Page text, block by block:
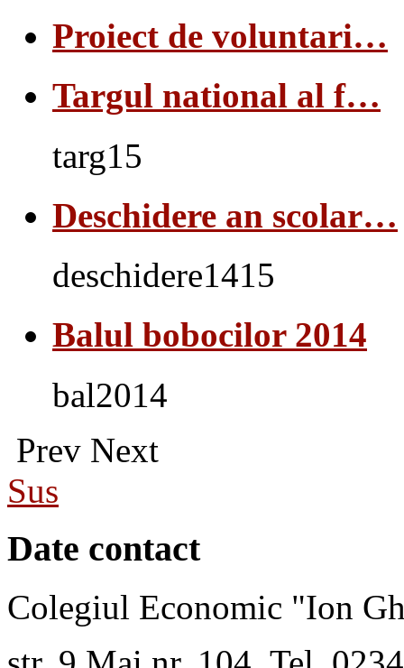
Proiect de voluntari…
Targul national al f…
targ15
Deschidere an scolar…
deschidere1415
Balul bobocilor 2014
bal2014
Prev Next
Sus
Date contact
Colegiul Economic "Ion